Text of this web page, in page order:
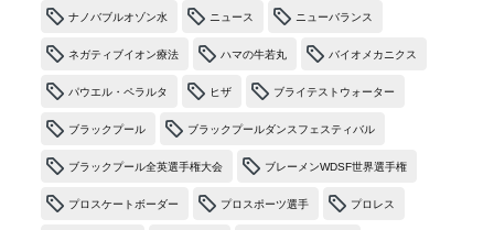
ナノバブルオゾン水 ニュース ニューバランス
ネガティブイオン療法 ハマの牛若丸 バイオメカニクス
パウエル・ペラルタ ヒザ ブライテストウォーター
ブラックプール ブラックプールダンスフェスティバル
ブラックプール全英選手権大会 ブレーメンWDSF世界選手権
プロスケートボーダー プロスポーツ選手 プロレス